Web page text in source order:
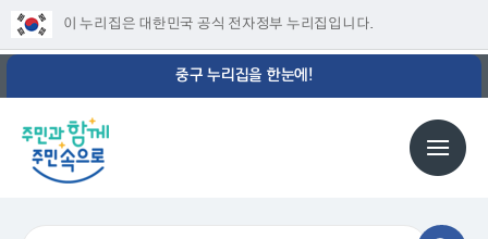
이 누리집은 대한민국 공식 전자정부 누리집입니다.
중구 누리집을 한눈에!